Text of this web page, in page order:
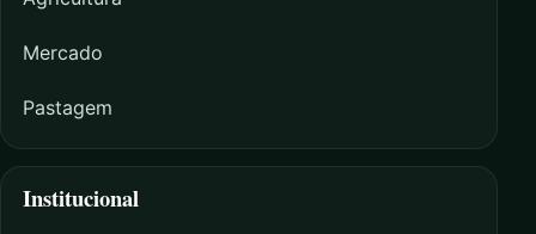
Mercado
Pastagem
Institucional